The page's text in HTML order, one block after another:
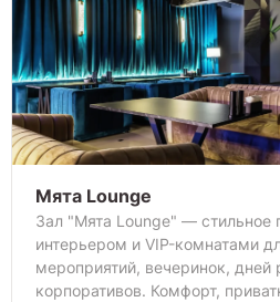
Мята Lounge
Зал "Мята Lounge" — стильное
интерьером и VIP-комнатами
мероприятий, вечеринок, дней
корпоративов. Комфорт,